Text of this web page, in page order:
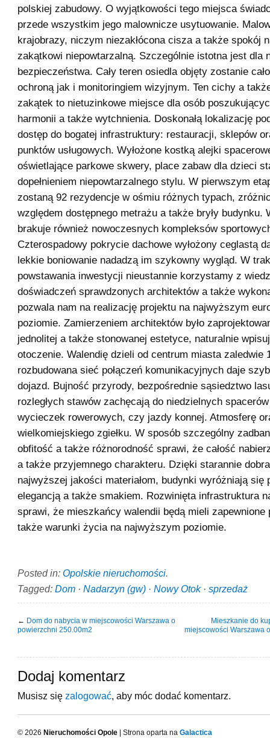
polskiej zabudowy. O wyjątkowości tego miejsca
przede wszystkim jego malownicze usytuowanie.
krajobrazy, niczym niezakłócona cisza a także spokój
zakątkowi niepowtarzalną. Szczególnie istotna jest dla
bezpieczeństwa. Cały teren osiedla objęty zostanie
ochroną jak i monitoringiem wizyjnym. Ten cichy a
zakątek to nietuzinkowe miejsce dla osób
harmonii a także wytchnienia. Doskonałą lokalizację
dostęp do bogatej infrastruktury: restauracji, sklepów
punktów usługowych. Wyłożone kostką alejki
oświetlające parkowe skwery, place zabaw dla dzieci
dopełnieniem niepowtarzalnego stylu. W pierwszym
zostaną 92 rezydencje w ośmiu różnych typach,
względem dostępnego metrażu a także bryły budynku.
brakuje również nowoczesnych kompleksów
Czterospadowy pokrycie dachowe wyłożony ceglastą
lekkie boniowanie nadadzą im szykowny wygląd. W
powstawania inwestycji nieustannie korzystamy z
doświadczeń sprawdzonych architektów a także
pozwala nam na realizację projektu na najwyższym
poziomie. Zamierzeniem architektów było
jednolitej a także stonowanej estetyce, naturalnie
otoczenie. Walendię dzieli od centrum miasta zaledwie
rozbudowana sieć połączeń komunikacyjnych daje
dojazd. Bujność przyrody, bezpośrednie sąsiedztwo
rozległych stawów zachęcają do niedzielnych
wycieczek rowerowych, czy jazdy konnej. Atmosferę
wielkomiejskiego zgiełku. W sposób szczególny
obfitość a także różnorodność sprawi, że całość
a także przyjemnego charakteru. Dzięki starannie
najwyższej jakości materiałom, budynki wyróżniają się
elegancją a także smakiem. Rozwinięta infrastruktura
sprawi, że mieszkańcy walendii będą mieli zapewnione
także warunki życia na najwyższym poziomie.
Posted in: Opolskie nieruchomości.
Tagged: Dom · Nadarzyn (gw) · Nowy Otok· sprzedaż
← Dom do nabycia w miejscowości Warszawa o
powierzchni 250.00m2
Mieszkanie do
miejscowości Warszawa
Dodaj komentarz
Musisz się zalogować , aby móc dodać komentarz.
© 2026 Nieruchomości Opole | Strona oparta na Galactica